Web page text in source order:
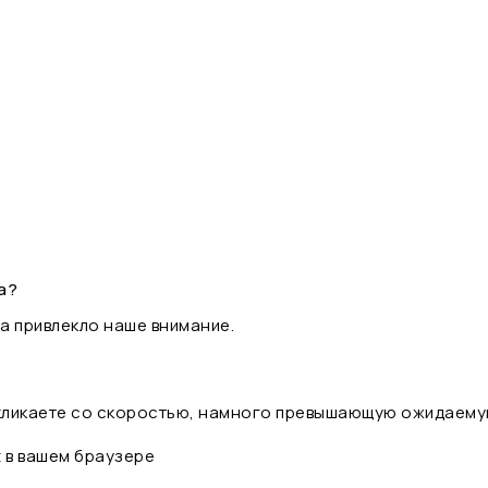
привлекло наше внимание.
со скоростью, намного превышающую
вашем браузере